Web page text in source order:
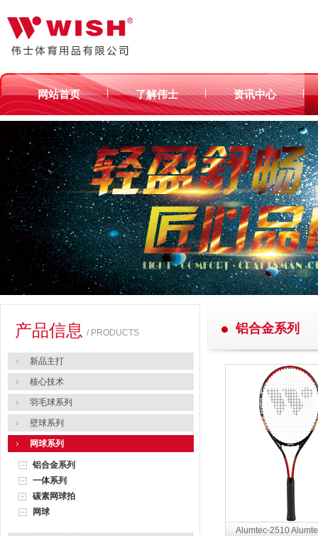
网站首页 | 了解伟士 | 资讯中心 |
产品信息 / PRODUCTS
新品主打
核心技术
羽毛球系列
壁球系列
网球系列
铝合金系列
一体系列
碳素网球拍
网球
铝合金系列
Alumtec-2510